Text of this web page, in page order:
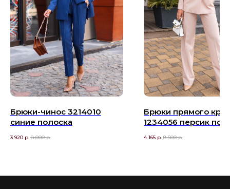
Брюки-чинос 3214010
синие полоска
3 920 р. 8 000 р.
Брюки прямого
1234056 персик
4 165 р. 8 500 р.